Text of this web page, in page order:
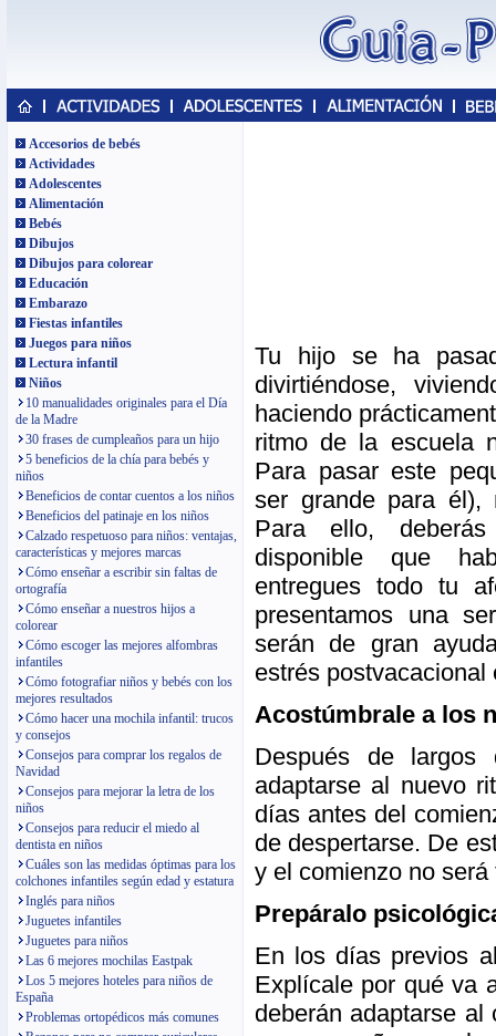
Accesorios de bebés
Actividades
Adolescentes
Alimentación
Bebés
Dibujos
Dibujos para colorear
Educación
Embarazo
Fiestas infantiles
Juegos para niños
Lectura infantil
Niños
10 manualidades originales para el Día
de la Madre
30 frases de cumpleaños para un hijo
5 beneficios de la chía para bebés y
niños
Beneficios de contar cuentos a los niños
Beneficios del patinaje en los niños
Calzado respetuoso para niños: ventajas,
características y mejores marcas
Cómo enseñar a escribir sin faltas de
ortografía
Cómo enseñar a nuestros hijos a
colorear
Cómo escoger las mejores alfombras
infantiles
Cómo fotografiar niños y bebés con los
mejores resultados
Cómo hacer una mochila infantil: trucos
y consejos
Consejos para comprar los regalos de
Navidad
Consejos para mejorar la letra de los
niños
Consejos para reducir el miedo al
dentista en niños
Cuáles son las medidas óptimas para los
colchones infantiles según edad y estatura
Inglés para niños
Juguetes infantiles
Juguetes para niños
Las 6 mejores mochilas Eastpak
Los 5 mejores hoteles para niños de
España
Problemas ortopédicos más comunes
Tu hijo se ha
divirtiéndose,
haciendo
ritmo de la escuela
Para pasar este
ser grande para él),
Para ello,
disponible que
entregues todo tu
presentamos una
serán de gran
estrés postvacacional
Acostúmbrale a los
Después de largos
adaptarse al nuevo
días antes del
de despertarse. De
y el comienzo no será
Prepáralo
En los días previos
Explícale por qué va
deberán adaptarse